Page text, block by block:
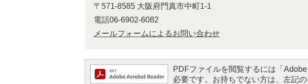
〒571-8585 大阪府門真市中町1-1
電話06-6902-6082
メールフォームによるお問い合わせ
PDFファイルを閲覧するには「
必要です。お持ちでない方は、左記